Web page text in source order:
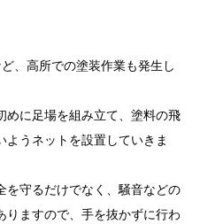
、高所での塗装作業も発生し
めに足場を組み立て、塗料の飛
うネットを設置していきま
を守るだけでなく、騒音などの
りますので、手を抜かずに行わ